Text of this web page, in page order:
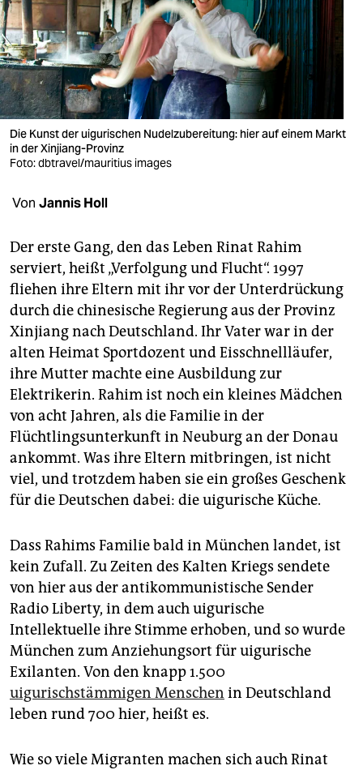
nord
wahrheit
verlag
verlag
veranstaltungen
unterstützen
abo
genossenschaft
epaper login
Die Kunst der uigurischen Nudelzubereitung: hier auf einem Markt
in der Xinjiang-Provinz
Foto: dbtravel/mauritius images
Von Jannis Holl
Der erste Gang, den das Leben Rinat Rahim
serviert, heißt „Verfolgung und Flucht“. 1997
fliehen ihre Eltern mit ihr vor der Unterdrückung
durch die chinesische Regierung aus der Provinz
Xinjiang nach Deutschland. Ihr Vater war in der
alten Heimat Sportdozent und Eisschnellläufer,
ihre Mutter machte eine Ausbildung zur
Elektrikerin. Rahim ist noch ein kleines Mädchen
von acht Jahren, als die Familie in der
Flüchtlingsunterkunft in Neuburg an der Donau
ankommt. Was ihre Eltern mitbringen, ist nicht
viel, und trotzdem haben sie ein großes Geschenk
für die Deutschen dabei: die uigurische Küche.
Dass Rahims Familie bald in München landet, ist
kein Zufall. Zu Zeiten des Kalten Kriegs sendete
von hier aus der antikommunistische Sender
Radio Liberty, in dem auch uigurische
Intellektuelle ihre Stimme erhoben, und so wurde
München zum Anziehungsort für uigurische
Exilanten. Von den knapp 1.500
uigurischstämmigen Menschen in Deutschland
leben rund 700 hier, heißt es.
Wie so viele Migranten machen sich auch Rinat